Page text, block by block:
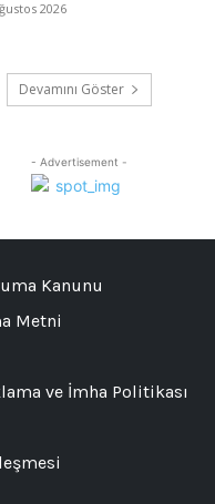
2026
Devamını Göster
- Advertisement -
Kanunu
Metni
ve İmha Politikası